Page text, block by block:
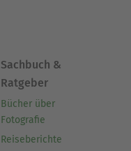
Sachbuch &
Ratgeber
Bücher über
Fotografie
Reiseberichte